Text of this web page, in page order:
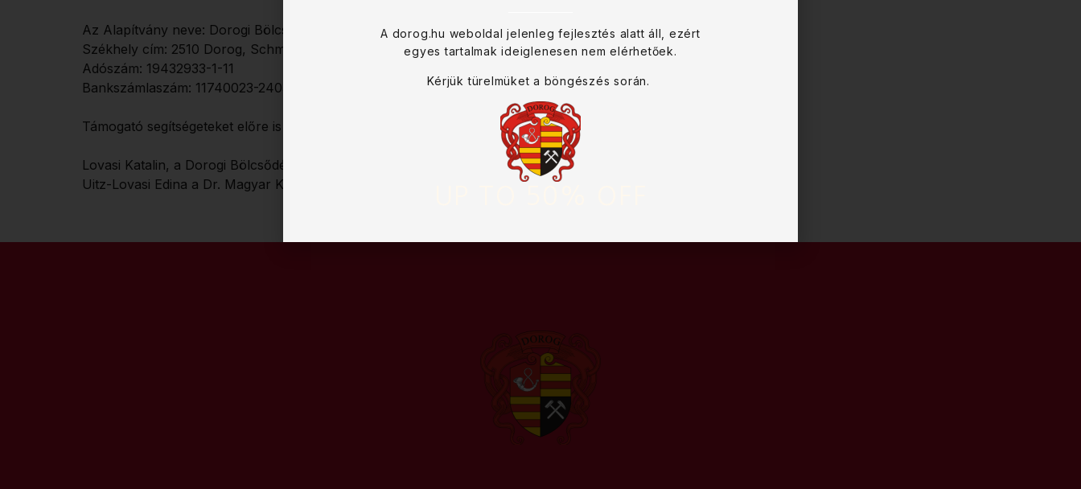
Az Alapítvány neve: Dorogi Bölcsődésekért Alapítvány
Székhely cím: 2510 Dorog, Schmidt villa kert 2.
Adószám: 19432933-1-11
Bankszámlaszám: 11740023-24032797
Támogató segítségeteket előre is köszönjük!
Lovasi Katalin, a Dorogi Bölcsődésekért Alapítvány kuratóriumának elnöke
Uitz-Lovasi Edina a Dr. Magyar Károly Városi Bölcsőde intézményvezetője
A dorog.hu weboldal jelenleg fejlesztés alatt áll, ezért
egyes tartalmak ideiglenesen nem elérhetőek.
Kérjük türelmüket a böngészés során.